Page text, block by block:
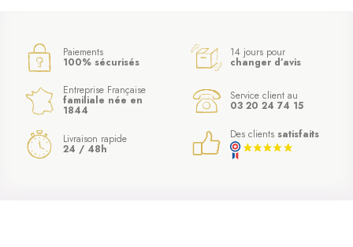
Paiements
100% sécurisés
14 jours pour
changer d’avis
Entreprise Française
familiale née en
1844
Service client au
03 20 24 74 15
Livraison rapide
24 / 48h
Des clients satisfaits